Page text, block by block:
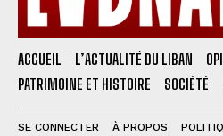
ACCUEIL L’ACTUALITÉ DU LIBAN
PATRIMOINE ET HISTOIRE
SOCIÉTÉ
SE CONNECTER À PROPOS